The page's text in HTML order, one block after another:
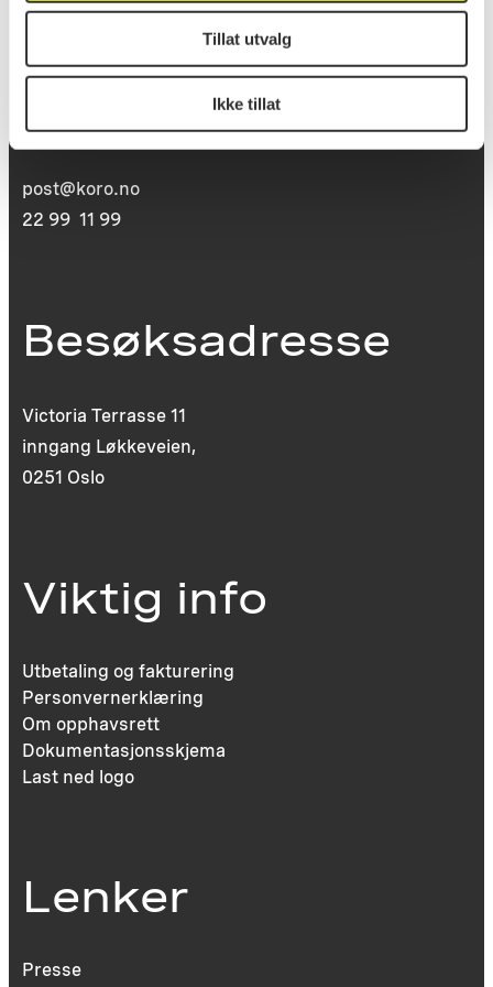
Tillat utvalg
Ikke tillat
Postboks 6994
post@koro.no
22 99 11 99
Besøksadresse
Victoria Terrasse 11
inngang Løkkeveien,
0251 Oslo
Viktig info
Utbetaling og fakturering
Personvernerklæring
Om opphavsrett
Dokumentasjonsskjema
Last ned logo
Lenker
Presse